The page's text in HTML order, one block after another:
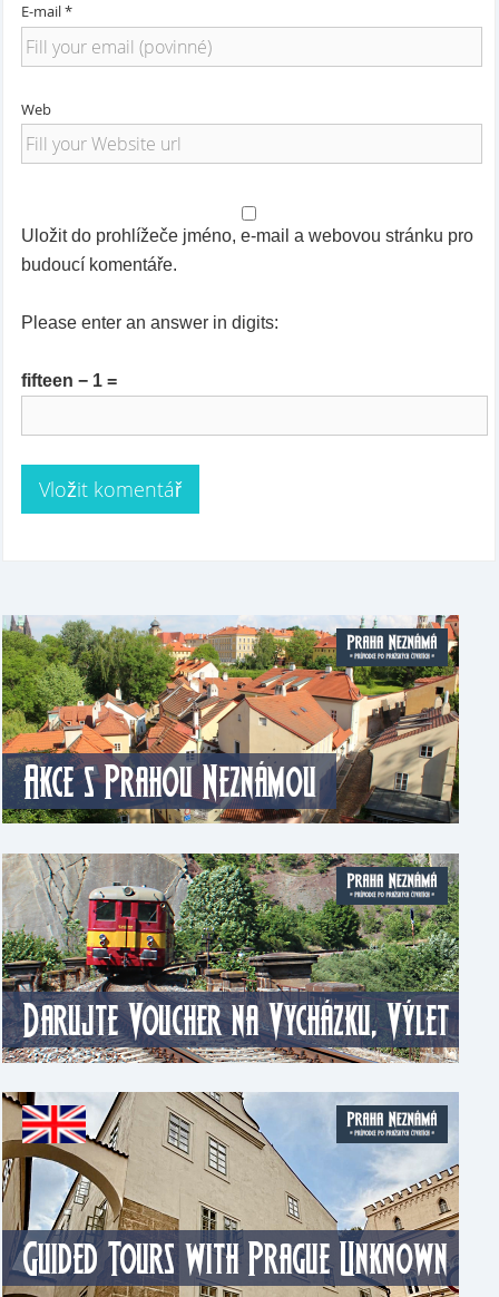
E-mail *
Web
Uložit do prohlížeče jméno, e-mail a webovou stránku pro
budoucí komentáře.
Please enter an answer in digits:
fifteen − 1 =